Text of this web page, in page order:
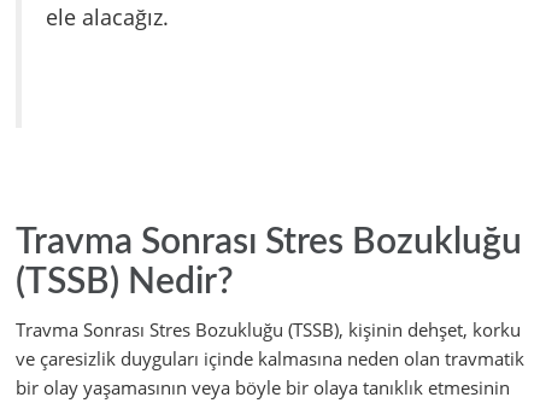
ele alacağız.
Travma Sonrası Stres Bozukluğu
(TSSB) Nedir?
Travma Sonrası Stres Bozukluğu (TSSB), kişinin dehşet, korku
ve çaresizlik duyguları içinde kalmasına neden olan travmatik
bir olay yaşamasının veya böyle bir olaya tanıklık etmesinin